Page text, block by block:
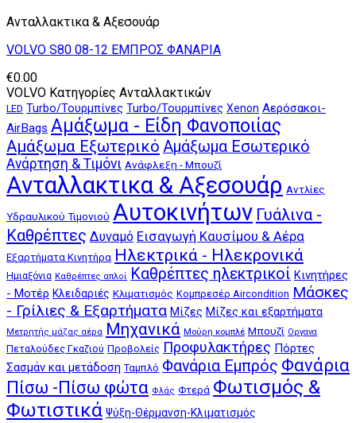
Ανταλλακτικα & Αξεσουάρ
VOLVO S80 08-12 ΕΜΠΡΟΣ ΦΑΝΑΡΙΑ
€0.00
VOLVO Κατηγορίες Ανταλλακτικών
LED Turbo/Τουρμπίνες Turbo/Τουρμπίνες Xenon Αερόσακοι-
AirBags Αμάξωμα - Είδη Φανοποιίας
Αμάξωμα Εξωτερικό Αμάξωμα Εσωτερικό
Ανάρτηση & Τιμόνι Ανάφλεξη - Μπουζί
Ανταλλακτικα & Αξεσουάρ Αντλίες
Υδραυλικού Τιμονιού Αυτοκινήτων Γυάλινα -
Καθρέπτες Δυναμό Εισαγωγή Καυσίμου & Αέρα
Εξαρτήματα Κινητήρα Ηλεκτρικά - Ηλεκρονικά
Ημιαξόνια Καθρέπτες απλοί Καθρέπτες ηλεκτρικοί Κινητήρες
- Μοτέρ Κλειδαριές Κλιματισμός Κομπρεσέρ Aircondition Μάσκες
- Γρίλιες & Εξαρτήματα Μίζες Μίζες και εξαρτήματα
Μετρητής μάζας αέρα Μηχανικά Μούρη κομπλέ Μπουζί Οργανα
Πεταλούδες Γκαζιού Προβολείς Προφυλακτήρες Πόρτες
Σασμάν και μετάδοση Ταμπλό Φανάρια Εμπρός Φανάρια
Πίσω -Πίσω φώτα Φλάς Φτερά Φωτισμός &
Φωτιστικά Ψύξη-Θέρμανση-Κλιματισμός